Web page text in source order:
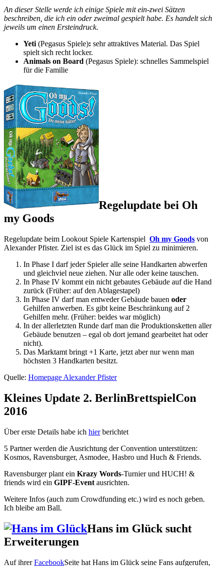
An dieser Stelle werde ich einige Spiele mit ein-zwei Sätzen
beschreiben, die ich ein oder zweimal gespielt habe. Es handelt sich
jeweils um einen Ersteindruck.
Yeti(Pegasus Spiele): sehr attraktives Material. Das Spiel
spielt sich recht locker.
Animals on Board (Pegasus Spiele): schnelles Sammelspiel
für die Familie
Regelupdate bei Oh
my Goods
Regelupdate beim Lookout Spiele Kartenspiel Oh my Goods von
Alexander Pfister. Ziel ist es das Glück im Spiel zu minimieren.
In Phase I darf jeder Spieler alle seine Handkarten abwerfen
und gleichviel neue ziehen. Nur alle oder keine tauschen.
In Phase IV kommt ein nicht gebautes Gebäude auf die Hand
zurück (Früher: auf den Ablagestapel)
In Phase IV darf man entweder Gebäude bauen oder
Gehilfen anwerben. Es gibt keine Beschränkung auf 2
Gehilfen mehr. (Früher: beides war möglich)
In der allerletzten Runde darf man die Produktionsketten aller
Gebäude benutzen – egal ob dort jemand gearbeitet hat oder
nicht).
Das Marktamt bringt +1 Karte, jetzt aber nur wenn man
höchsten 3 Handkarten besitzt.
Quelle: Homepage Alexander Pfister
Kleines Update 2. BerlinBrettspielCon
2016
Über erste Details habe ich hierberichtet
5 Partner werden die Ausrichtung der Convention unterstützen:
Kosmos, Ravensburger, Asmodee, Hasbro und Huch & Friends.
Ravensburger plant ein Krazy Words-Turnier und HUCH! &
friends wird ein GIPF-Event ausrichten.
Weitere Infos (auch zum Crowdfunding etc.) wird es noch geben.
Ich bleibe am Ball.
Hans im Glück sucht
Erweiterungen
Auf ihrerFacebookSeite hat Hans im Glück seine Fans aufgerufen,